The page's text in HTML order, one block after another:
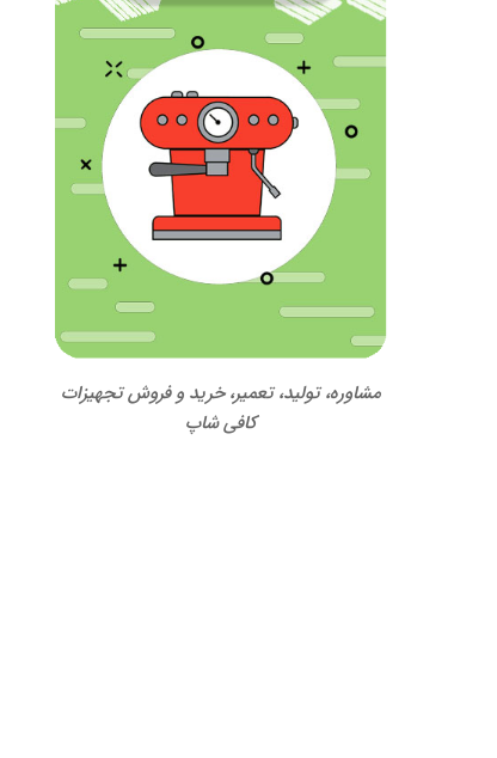
مشاوره، تولید، تعمیر، خرید و فروش تجهیزات
کافی شاپ